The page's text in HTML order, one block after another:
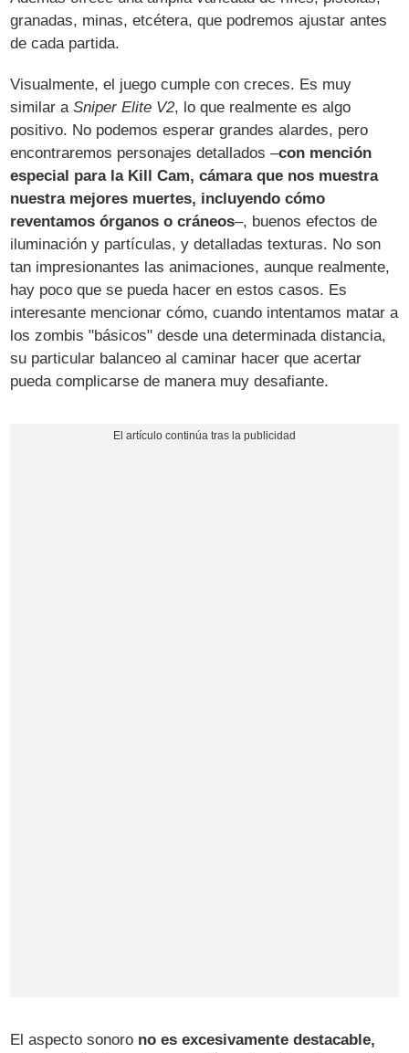
granadas, minas, etcétera, que podremos ajustar antes
de cada partida.
Visualmente, el juego cumple con creces. Es muy
similar aSniper Elite V2, lo que realmente es algo
positivo. No podemos esperar grandes alardes, pero
encontraremos personajes detallados –con mención
especial para la Kill Cam, cámara que nos muestra
nuestra mejores muertes, incluyendo cómo
reventamos órganos o cráneos–, buenos efectos de
iluminación y partículas, y detalladas texturas. No son
tan impresionantes las animaciones, aunque realmente,
hay poco que se pueda hacer en estos casos. Es
interesante mencionar cómo, cuando intentamos matar a
los zombis "básicos" desde una determinada distancia,
su particular balanceo al caminar hacer que acertar
pueda complicarse de manera muy desafiante.
El aspecto sonoro no es excesivamente destacable,